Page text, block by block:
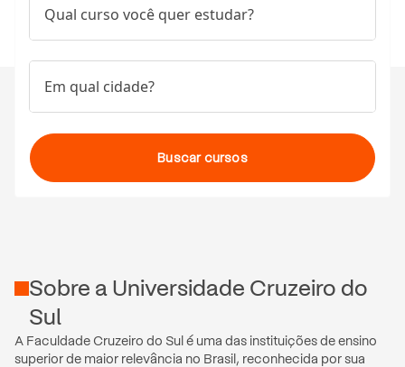
Qual curso você quer estudar?
Em qual cidade?
Buscar cursos
Sobre a Universidade Cruzeiro do
Sul
A Faculdade Cruzeiro do Sul é uma das instituições de ensino
superior de maior relevância no Brasil, reconhecida por sua